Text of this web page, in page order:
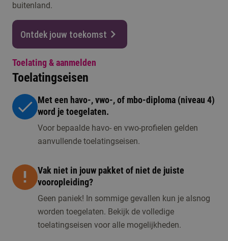
buitenland.
Ontdek jouw toekomst
Toelating & aanmelden
Toelatingseisen
Met een havo-, vwo-, of mbo-diploma (niveau 4)
word je toegelaten.
Voor bepaalde havo- en vwo-profielen gelden
aanvullende toelatingseisen.
Vak niet in jouw pakket of niet de juiste
vooropleiding?
Geen paniek! In sommige gevallen kun je alsnog
worden toegelaten. Bekijk de volledige
toelatingseisen voor alle mogelijkheden.